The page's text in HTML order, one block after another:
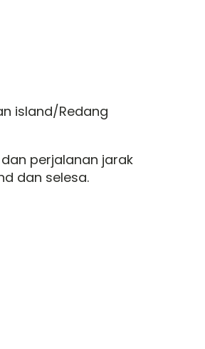
island/Redang
perjalanan jarak
dan selesa.